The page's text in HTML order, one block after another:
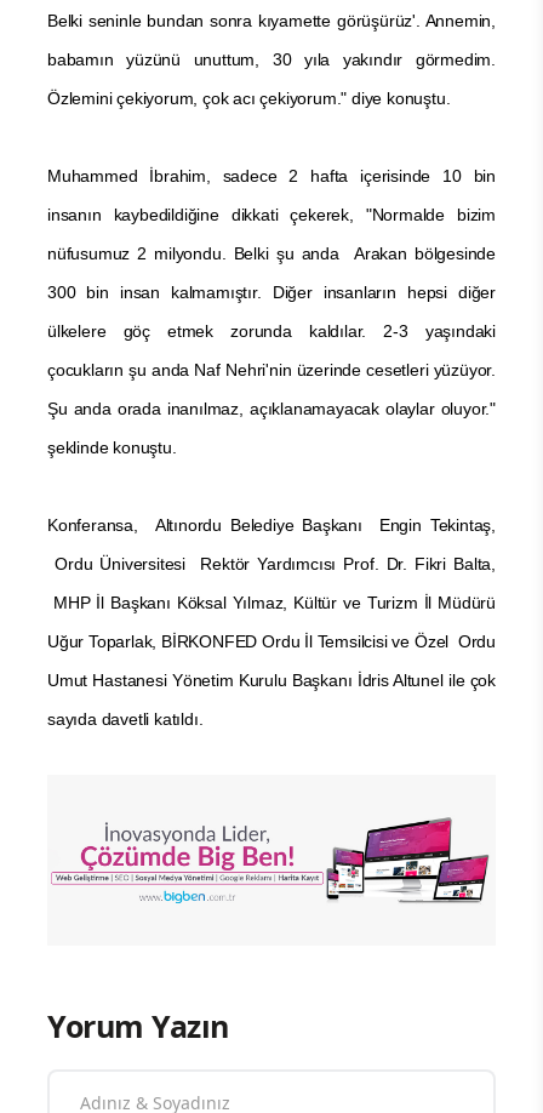
Belki seninle bundan sonra kıyamette görüşürüz'. Annemin,
babamın yüzünü unuttum, 30 yıla yakındır görmedim.
Özlemini çekiyorum, çok acı çekiyorum." diye konuştu.
Muhammed İbrahim, sadece 2 hafta içerisinde 10 bin
insanın kaybedildiğine dikkati çekerek, "Normalde bizim
nüfusumuz 2 milyondu. Belki şu anda Arakan bölgesinde
300 bin insan kalmamıştır. Diğer insanların hepsi diğer
ülkelere göç etmek zorunda kaldılar. 2-3 yaşındaki
çocukların şu anda Naf Nehri'nin üzerinde cesetleri yüzüyor.
Şu anda orada inanılmaz, açıklanamayacak olaylar oluyor."
şeklinde konuştu.
Konferansa, Altınordu Belediye Başkanı Engin Tekintaş,
Ordu Üniversitesi Rektör Yardımcısı Prof. Dr. Fikri Balta,
MHP İl Başkanı Köksal Yılmaz, Kültür ve Turizm İl Müdürü
Uğur Toparlak, BİRKONFED Ordu İl Temsilcisi ve Özel Ordu
Umut Hastanesi Yönetim Kurulu Başkanı İdris Altunel ile çok
sayıda davetli katıldı.
Yorum Yazın